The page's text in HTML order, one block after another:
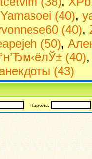
Yamasoei (40),
(40),
(50),
(40)
(43)
Пароль: